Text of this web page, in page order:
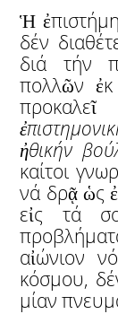
Ἡ
δέν
διά τήν
πολλῶν
ἐ
ἠθικήν
καίτοι
νά δρᾷ ὡς
εἰς τά
αἰώνιον
κόσμου,
μίαν